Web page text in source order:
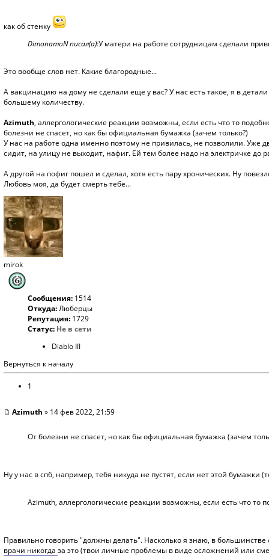
как об стенку
DimonamoN писал(а):У матери на работе сотрудницам сделали
Это вообще слов нет. Какие благородные...
А вакцинацию на дому не сделали еще у вас? У нас есть такое, я в
большему количеству.
Azimuth, аллергологические реакции возможны, если есть что то
болезни не спасет, но как бы официальная бумажка (зачем только?)
У нас на работе одна именно поэтому не привилась, не позволили. Уже
сидит, на улицу не выходит, нафиг. Ей тем более надо на электричке до
А другой на пофиг пошел и сделал, хотя есть пару хронических. Ну
Любовь моя, да будет смерть тебе...
mirok
Сообщения: 1514
Откуда:Люберцы
Репутация: 1729
Статус: Не в сети
Diablo III
Вернуться к началу
1
Azimuth » 14 фев 2022, 21:59
От болезни не спасет, но как бы официальная бумажка (зачем
Ну у нас в спб, например, тебя никуда не пустят, если нет этой бумажки
Azimuth, аллергологические реакции возможны, если есть что то
Правильно говорить "должны делать". Насколько я знаю, в
врачи никогда за это (твои личные проблемы в виде осложнений или